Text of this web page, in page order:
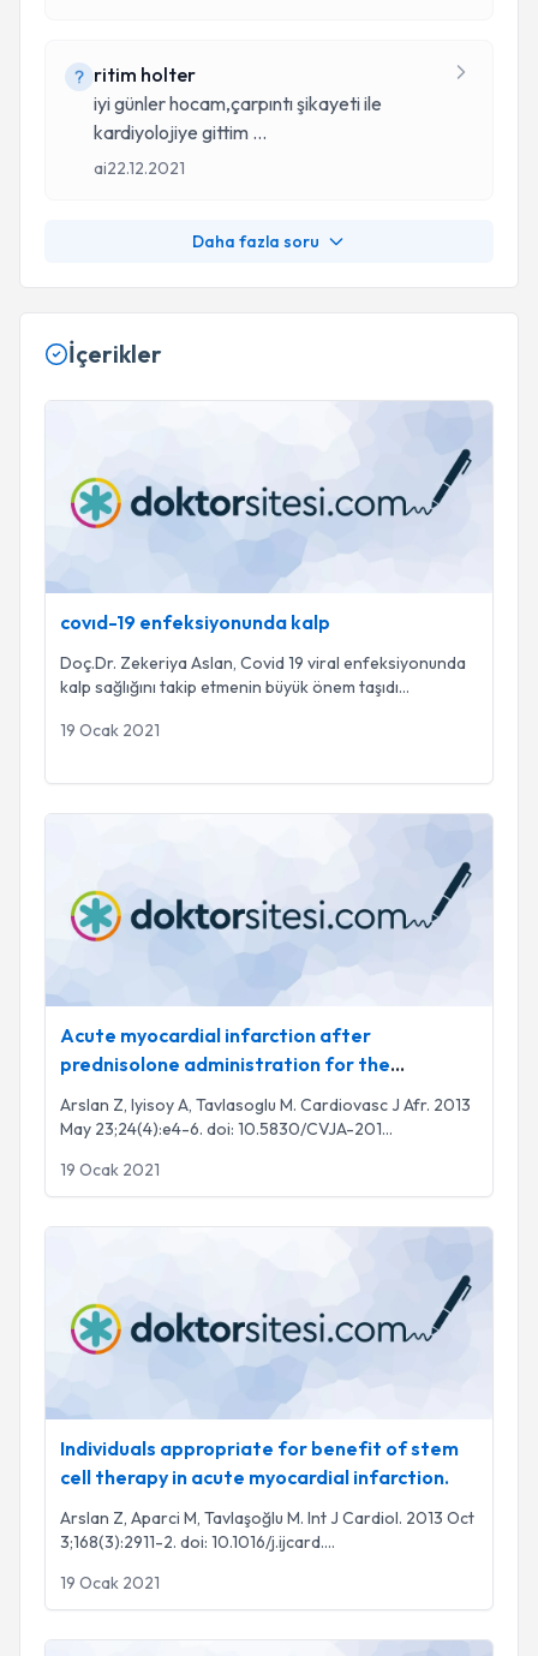
ritim holter
iyi günler hocam,çarpıntı şikayeti ile
kardiyolojiye gittim ...
ai22.12.2021
Daha fazla soru
İçerikler
covıd-19 enfeksiyonunda kalp
Doç.Dr. Zekeriya Aslan, Covid 19 viral enfeksiyonunda
kalp sağlığını takip etmenin büyük önem taşıdı...
19 Ocak 2021
Acute myocardial infarction after
prednisolone administration for the
treatment of anaphylaxis caused by a wasp
sting.
Arslan Z, Iyisoy A, Tavlasoglu M. Cardiovasc J Afr. 2013
May 23;24(4):e4-6. doi: 10.5830/CVJA-201...
19 Ocak 2021
Individuals appropriate for benefit of stem
cell therapy in acute myocardial infarction.
Arslan Z, Aparci M, Tavlaşoğlu M. Int J Cardiol. 2013 Oct
3;168(3):2911-2. doi: 10.1016/j.ijcard....
19 Ocak 2021